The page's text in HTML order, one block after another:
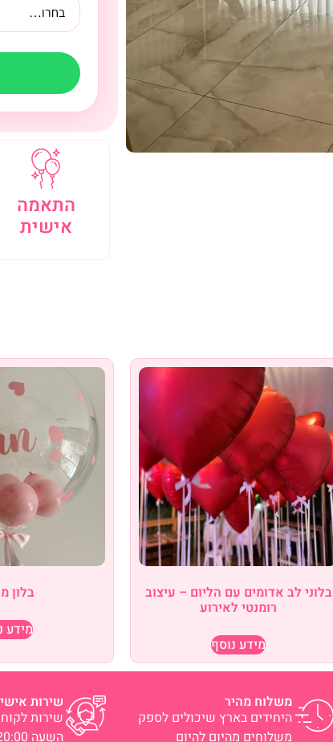
התאמה
אישית
בלוני לב אדומים עם הליום – עיצוב
רומנטי לאירוע
מידע נוסף
בלון
מידע
משלוח מהיר
היחידים בארץ שיכולים לספק
משלוחים מהיום להיום
שירות אישי
שירות
השעה 20:00 בערב